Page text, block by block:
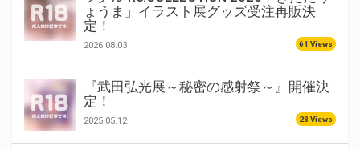
ょうま」イラスト展グッズ受注再販決
定！
2026.08.03 61 Views
『武田弘光展～秘密の感射祭～』開催決
定！
2025.05.12 28 Views